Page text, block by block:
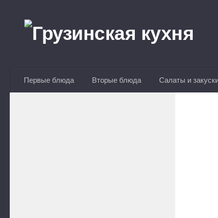
Первые блюда Вторые блюда Салаты и